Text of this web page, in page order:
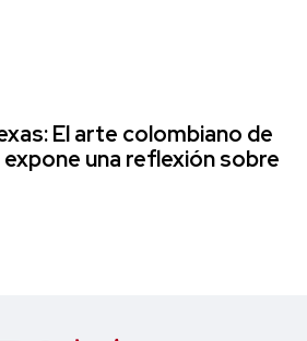
El arte colombiano de
una reflexión sobre